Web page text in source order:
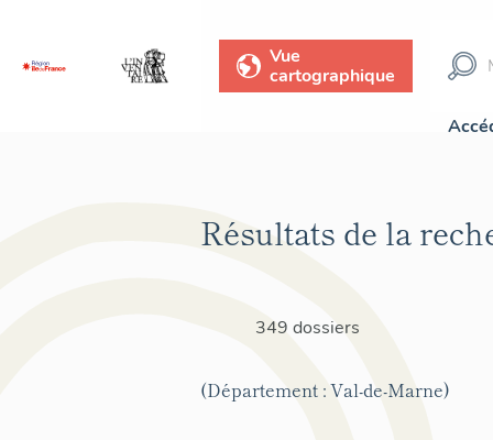
Vue
cartographique
Résultats de la
349 dossiers
(Département : Val-de-Marne)